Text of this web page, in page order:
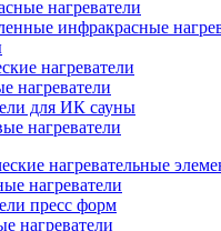
нагреватели
инфракрасные
нагреватели
нагреватели
для ИК сауны
нагреватели
нагревательные
нагреватели
пресс форм
нагреватели